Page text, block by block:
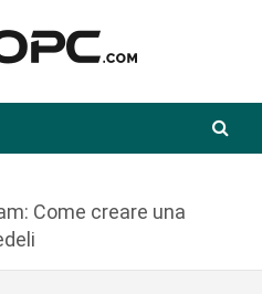
Come creare una